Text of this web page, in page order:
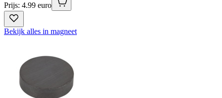
Prijs: 4.99 euro
Bekijk alles in magneet